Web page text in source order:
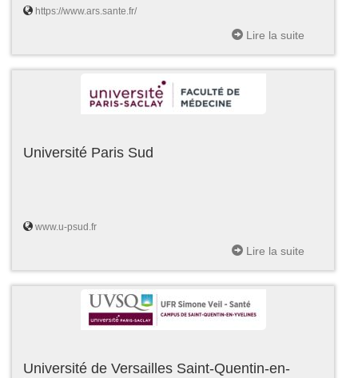
https://www.ars.sante.fr/
Lire la suite
Université Paris Sud
www.u-psud.fr
Lire la suite
Université de Versailles Saint-Quentin-en-